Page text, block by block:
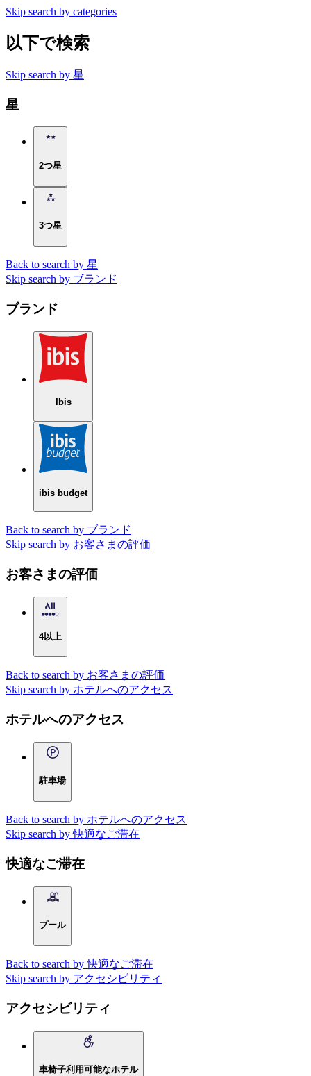
Skip search by categories
以下で検索
Skip search by 星
星
2つ星
3つ星
Back to search by 星
Skip search by ブランド
ブランド
Ibis
ibis budget
Back to search by ブランド
Skip search by お客さまの評価
お客さまの評価
4以上
Back to search by お客さまの評価
Skip search by ホテルへのアクセス
ホテルへのアクセス
駐車場
Back to search by ホテルへのアクセス
Skip search by 快適なご滞在
快適なご滞在
プール
Back to search by 快適なご滞在
Skip search by アクセシビリティ
アクセシビリティ
車椅子利用可能なホテル